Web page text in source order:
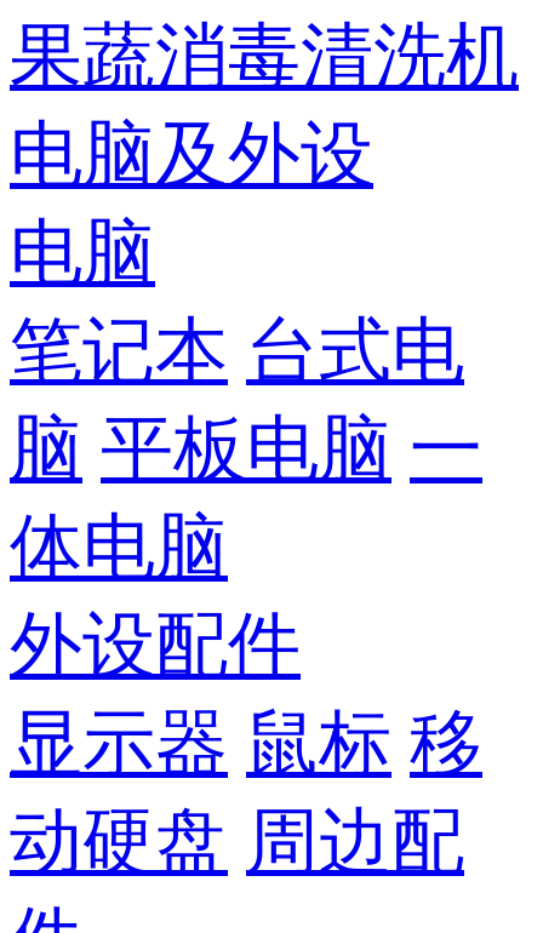
果蔬消毒清洗机
电脑及外设
电脑
笔记本 台式电
脑 平板电脑 一
体电脑
外设配件
显示器 鼠标 移
动硬盘 周边配